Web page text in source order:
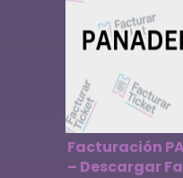
Facturación
– Descargar